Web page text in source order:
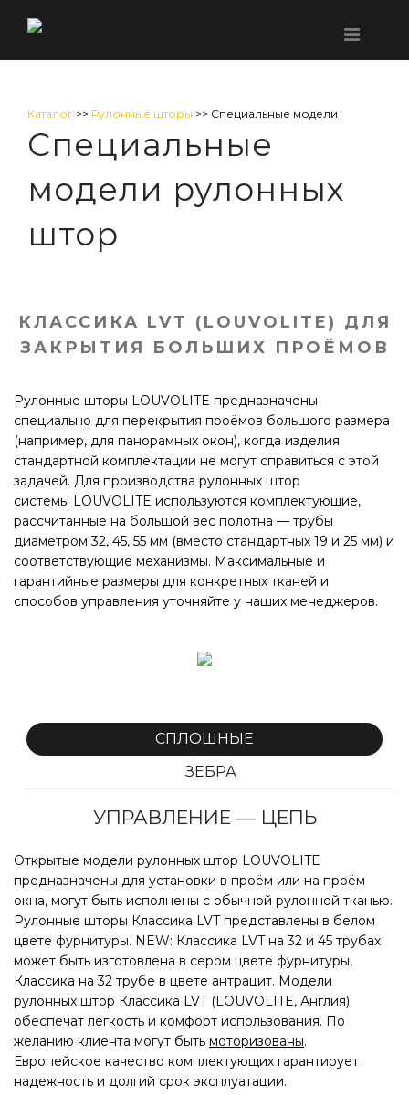
Каталог >> Рулонные шторы >> Специальные модели
Специальные
модели рулонных
штор
КЛАССИКА LVT (LOUVOLITE) ДЛЯ
ЗАКРЫТИЯ БОЛЬШИХ ПРОЁМОВ
Рулонные шторы LOUVOLITE предназначены
специально для перекрытия проёмов большого размера
(например, для панорамных окон), когда изделия
стандартной комплектации не могут справиться с этой
задачей. Для производства рулонных штор
системы LOUVOLITE используются комплектующие,
рассчитанные на большой вес полотна — трубы
диаметром 32, 45, 55 мм (вместо стандартных 19 и 25 мм) и
соответствующие механизмы. Максимальные и
гарантийные размеры для конкретных тканей и
способов управления уточняйте у наших менеджеров.
СПЛОШНЫЕ
ЗЕБРА
УПРАВЛЕНИЕ — ЦЕПЬ
Открытые модели рулонных штор LOUVOLITE
предназначены для установки в проём или на проём
окна, могут быть исполнены с обычной рулонной тканью.
Рулонные шторы Классика LVT представлены в белом
цвете фурнитуры. NEW: Классика LVT на 32 и 45 трубах
может быть изготовлена в сером цвете фурнитуры,
Классика на 32 трубе в цвете антрацит. Модели
рулонных штор Классика LVT (LOUVOLITE, Англия)
обеспечат легкость и комфорт использования. По
желанию клиента могут быть моторизованы.
Европейское качество комплектующих гарантирует
надежность и долгий срок эксплуатации.
УПРАВЛЕНИЕ — ЦЕПЬ
Рулонные шторы LVT с цепочным механизмом — это
свободновисящие модели
Подъем и опускание тканевого полотна
осуществляется посредством цепи управления,
проходящей через блок управления, который может
располагаться слева или справа
Изделия LVT Зебра всегда имеют обратную намотку.
Фиксация тканевого полотна возможна на любом
заданном уровне
В конструкции данной модели используются трубы:
32 мм, 45 мм и 45 мм усиленная
Цвет фурнитуры: белый